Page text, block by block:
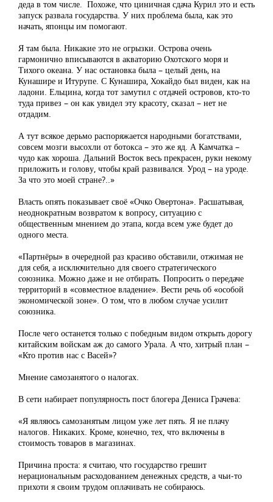
деда в том числе. Похоже, что циничная сдача Курил это и есть
запуск развала государства. У них проблема была, как это
начать, японцы им помогают.
Я там была. Никакие это не огрызки. Острова очень
гармонично вписываются в акваторию Охотского моря и
Тихого океана. У нас остановка была – целый день, на
Кунашире и Итурупе. С Кунашира, Хокайдо был виден, как на
ладони. Ельцина, когда тот замутил с отдачей островов, кто-то
туда привез – он как увидел эту красоту, сказал – нет не
отдадим.
А тут всякое дерьмо распоряжается народными богатствами,
совсем мозги высохли от ботокса – это же яд. А Камчатка –
чудо как хороша. Дальний Восток весь прекрасен, руки некому
приложить и голову, чтобы край развивался. Урод – на уроде.
За что это моей стране?..»
Власть опять показывает своё «Очко Овертона». Расшатывая,
неоднократным возвратом к вопросу, ситуацию с
общественным мнением до этапа, когда всем уже будет до
одного места.
«Партнёры» в очередной раз красиво обставили, отжимая не
для себя, а исключительно для своего стратегического
союзника. Можно даже и не отбирать. Попросить о передаче
территорий в «совместное владение». Вести речь об «особой
экономической зоне». О том, что в любом случае усилит
союзника.
После чего останется только с победным видом открыть дорогу
китайским войскам аж до самого Урала. А что, хитрый план –
«Кто против нас с Васей»?
Мнение самозанятого о налогах.
В сети набирает популярность пост блогера Дениса Грачева:
«Я являюсь самозанятым лицом уже лет пять. Я не плачу
налогов. Никаких. Кроме, конечно, тех, что включены в
стоимость товаров в магазинах.
Причина проста: я считаю, что государство грешит
нерациональным расходованием денежных средств, а чьи-то
прихоти я своим трудом оплачивать не собираюсь.